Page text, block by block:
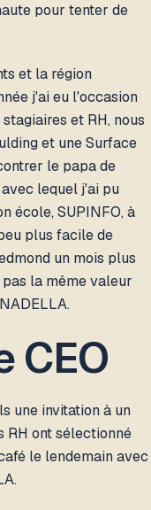
pour tenter de
et la région
j'ai eu l'occasion
et RH, nous
et une Surface
le papa de
lequel j'ai pu
école, SUPINFO, à
plus facile de
un mois plus
la même valeur
CEO
une invitation à un
RH ont sélectionné
le lendemain avec